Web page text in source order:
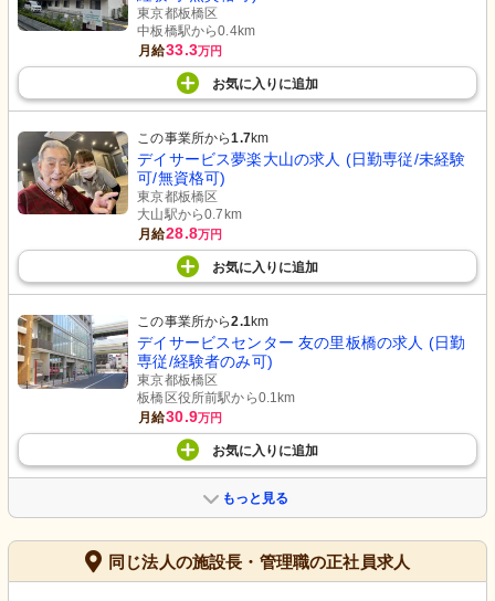
東京都板橋区
中板橋駅から0.4km
月給33.3万円
お気に入り に追加
この事業所から1.7km
デイサービス夢楽大山の求人 (日勤専従/未経験
可/無資格可)
東京都板橋区
大山駅から0.7km
月給28.8万円
お気に入り に追加
この事業所から2.1km
デイサービスセンター 友の里板橋の求人 (日勤
専従/経験者のみ可)
東京都板橋区
板橋区役所前駅から0.1km
月給30.9万円
お気に入り に追加
もっと見る
同じ法人の施設長・管理職の正社員求人